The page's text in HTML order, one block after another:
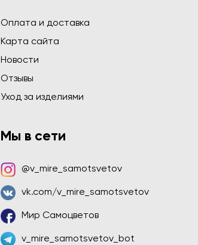
Оплата и доставка
Карта сайта
Новости
Отзывы
Уход за изделиями
Мы в сети
@v_mire_samotsvetov
vk.com/v_mire_samotsvetov
Мир Самоцветов
v_mire_samotsvetov_bot